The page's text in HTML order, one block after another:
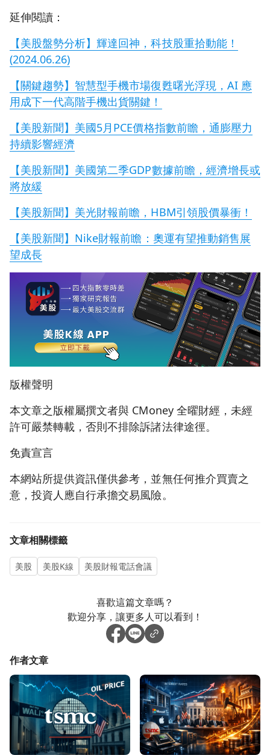
延伸閱讀：
【美股盤勢分析】輝達回神，科技股重拾動能！
(2024.06.26)
【關鍵趨勢】智慧型手機市場復甦曙光浮現，AI 應
用成下一代高階手機出貨關鍵！
【美股新聞】美國5月PCE價格指數前瞻，通膨壓力
持續影響經濟
【美股新聞】美國第二季GDP數據前瞻，經濟增長或
將放緩
【美股新聞】美光財報前瞻，HBM引領股價暴衝！
【美股新聞】Nike財報前瞻：奧運有望推動銷售展
望成長
版權聲明
本文章之版權屬撰文者與 CMoney 全曜財經，未經
許可嚴禁轉載，否則不排除訴諸法律途徑。
免責宣言
本網站所提供資訊僅供參考，並無任何推介買賣之
意，投資人應自行承擔交易風險。
文章相關標籤
美股 美股K線 美股財報電話會議
喜歡這篇文章嗎？
歡迎分享，讓更多人可以看到！
作者文章